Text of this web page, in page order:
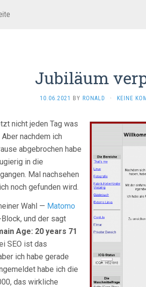
Jubiläum
10.06.2021 BY RONALD · KEINE
nicht jeden Tag was
nachdem ich
abgebrochen habe
in die
Mal nachsehen
noch gefunden wird.
Wahl — Matomo
und der sagt
Age: 20 years 71
SEO ist das
ich habe gerade
habe ich die
das wirkliche